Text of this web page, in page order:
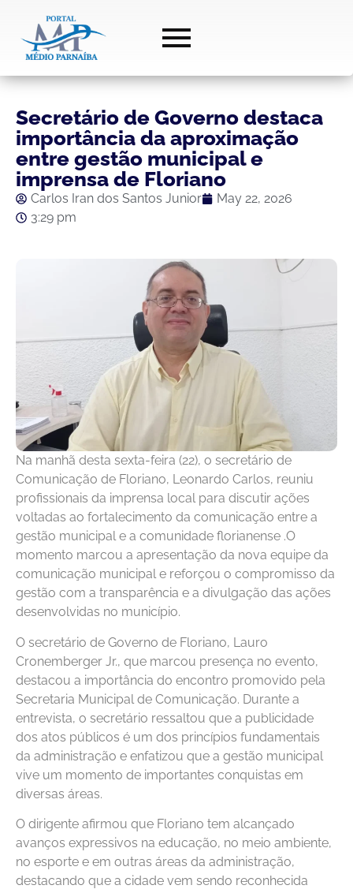
Secretário de Governo destaca
importância da aproximação
entre gestão municipal e
imprensa de Floriano
Carlos Iran dos Santos Junior
May 22, 2026
3:29 pm
Na manhã desta sexta-feira (22), o secretário de
Comunicação de Floriano, Leonardo Carlos, reuniu
profissionais da imprensa local para discutir ações
voltadas ao fortalecimento da comunicação entre a
gestão municipal e a comunidade florianense .O
momento marcou a apresentação da nova equipe da
comunicação municipal e reforçou o compromisso da
gestão com a transparência e a divulgação das ações
desenvolvidas no município.
O secretário de Governo de Floriano, Lauro
Cronemberger Jr., que marcou presença no evento,
destacou a importância do encontro promovido pela
Secretaria Municipal de Comunicação. Durante a
entrevista, o secretário ressaltou que a publicidade
dos atos públicos é um dos princípios fundamentais
da administração e enfatizou que a gestão municipal
vive um momento de importantes conquistas em
diversas áreas.
O dirigente afirmou que Floriano tem alcançado
avanços expressivos na educação, no meio ambiente,
no esporte e em outras áreas da administração,
destacando que a cidade vem sendo reconhecida